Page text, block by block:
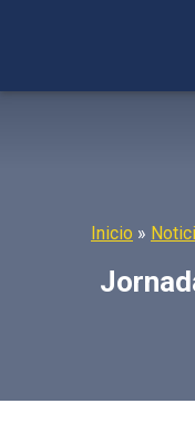
Inicio »